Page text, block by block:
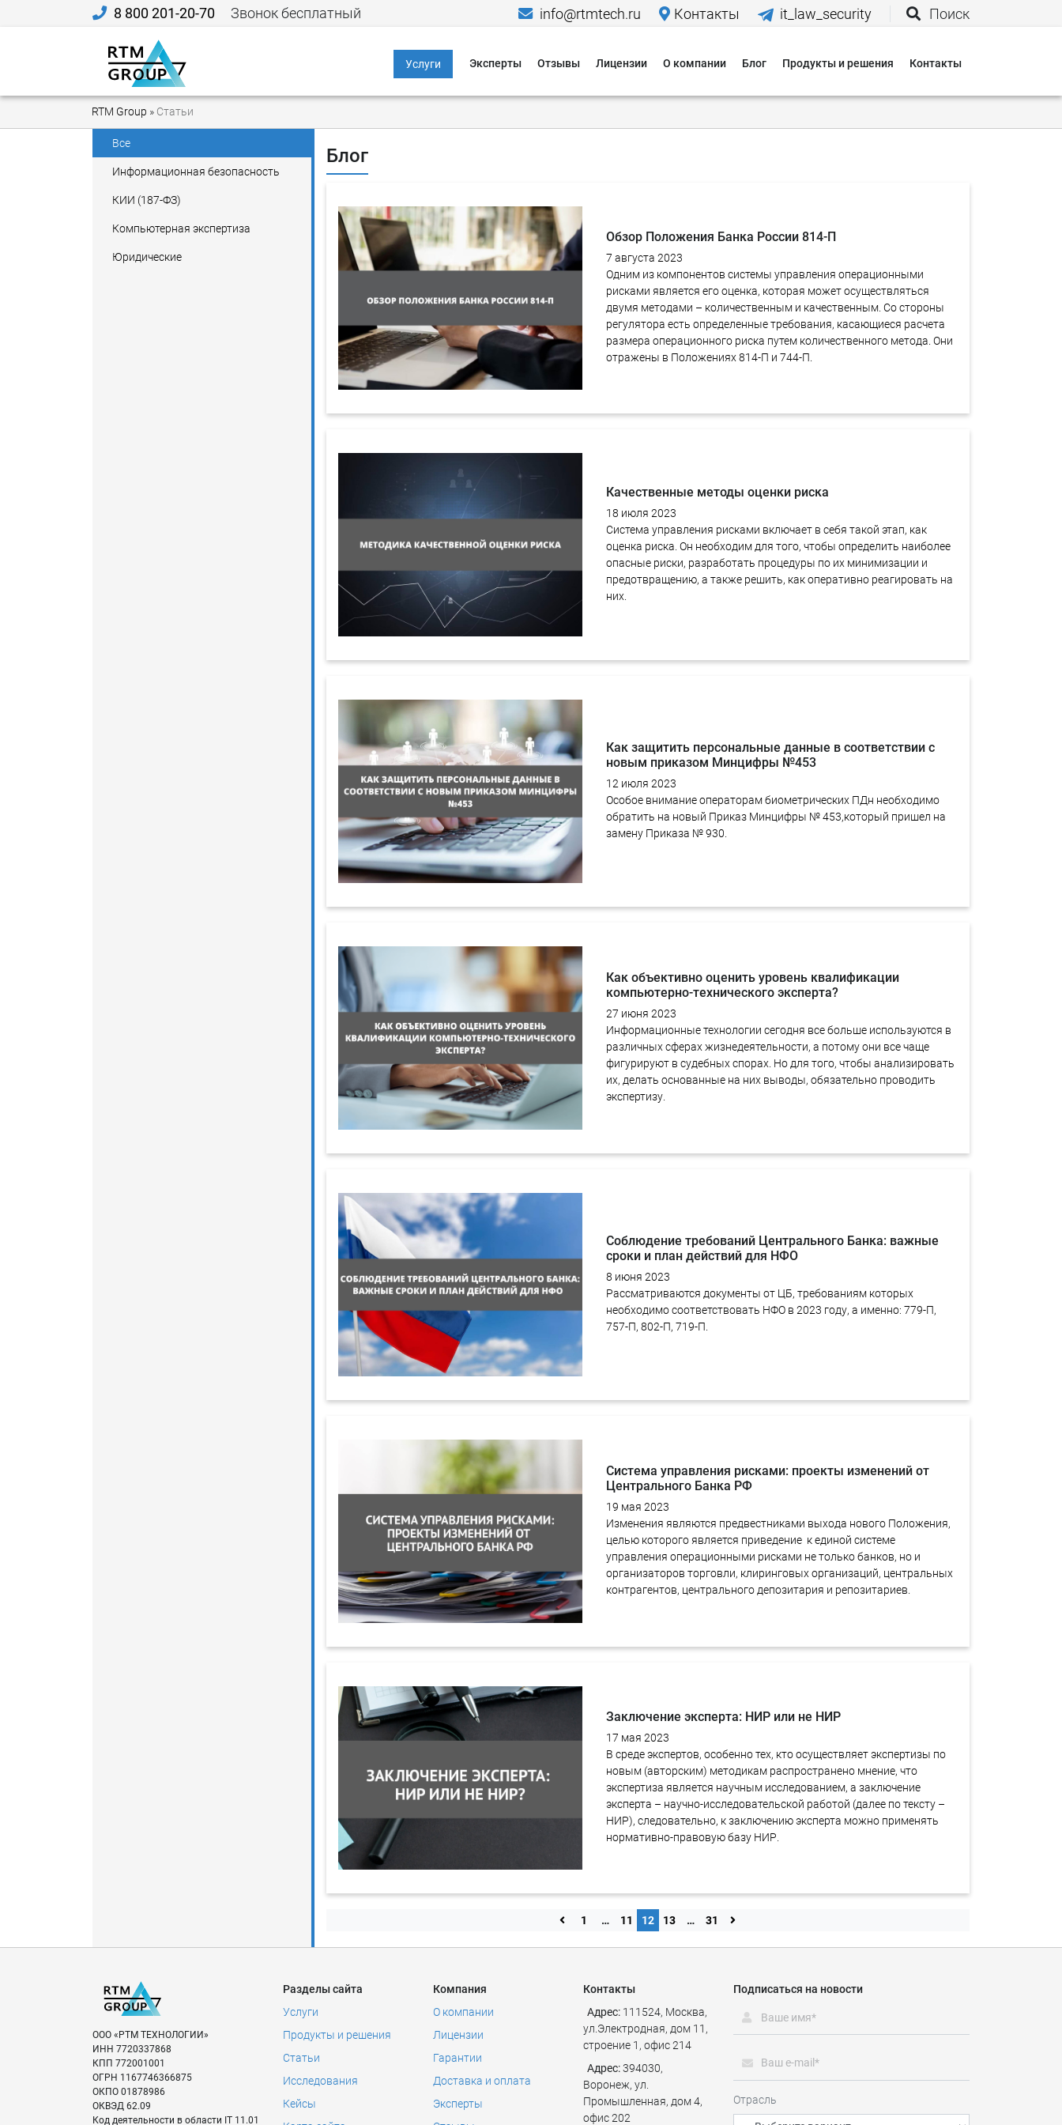
8 800 201-20-70 Звонок бесплатный info@rtmtech.ru Контакты it_law_security Поиск
Услуги
Информационная
Юридические услуги в
области IT и ИБ
Критическая
информационная
Персональные
данные
Тестирование на
проникновение
Эксперты Отзывы Лицензии О компании
Мероприятия
Исследования
Гарантии
Способы оплаты
Способы доставки
Блог Продукты и решения Контакты
RTM Group » Статьи
Все
Информационная безопасность
КИИ (187-ФЗ)
Компьютерная экспертиза
Юридические
Блог
Обзор Положения Банка России 814-П
7 августа 2023
Одним из компонентов системы управления операционными
рисками является его оценка, которая может осуществляться
двумя методами – количественным и качественным. Со стороны
регулятора есть определенные требования, касающиеся расчета
размера операционного риска путем количественного метода. Они
отражены в Положениях 814-П и 744-П.
Качественные методы оценки риска
18 июля 2023
Система управления рисками включает в себя такой этап, как
оценка риска. Он необходим для того, чтобы определить наиболее
опасные риски, разработать процедуры по их минимизации и
предотвращению, а также решить, как оперативно реагировать на
них.
Как защитить персональные данные в соответствии с
новым приказом Минцифры №453
12 июля 2023
Особое внимание операторам биометрических ПДн необходимо
обратить на новый Приказ Минцифры № 453,который пришел на
замену Приказа № 930.
Как объективно оценить уровень квалификации
компьютерно-технического эксперта?
27 июня 2023
Информационные технологии сегодня все больше используются в
различных сферах жизнедеятельности, а потому они все чаще
фигурируют в судебных спорах. Но для того, чтобы анализировать
их, делать основанные на них выводы, обязательно проводить
экспертизу.
Соблюдение требований Центрального Банка: важные
сроки и план действий для НФО
8 июня 2023
Рассматриваются документы от ЦБ, требованиям которых
необходимо соответствовать НФО в 2023 году, а именно: 779-П,
757-П, 802-П, 719-П.
Система управления рисками: проекты изменений от
Центрального Банка РФ
19 мая 2023
Изменения являются предвестниками выхода нового Положения,
целью которого является приведение к единой системе
управления операционными рисками не только банков, но и
организаторов торговли, клиринговых организаций, центральных
контрагентов, центрального депозитария и репозитариев.
Заключение эксперта: НИР или не НИР
17 мая 2023
В среде экспертов, особенно тех, кто осуществляет экспертизы по
новым (авторским) методикам распространено мнение, что
экспертиза является научным исследованием, а заключение
эксперта – научно-исследовательской работой (далее по тексту –
НИР), следовательно, к заключению эксперта можно применять
нормативно-правовую базу НИР.
1 … 11 12 13 … 31
ООО «РТМ ТЕХНОЛОГИИ»
ИНН 7720337868
КПП 772001001
ОГРН 1167746366875
ОКПО 01878986
ОКВЭД 62.09
Код деятельности в области IT 11.01
Разделы сайта
Услуги
Продукты и решения
Статьи
Исследования
Кейсы
Компания
О компании
Лицензии
Гарантии
Доставка и оплата
Эксперты
Контакты
Адрес: 111524, Москва,
ул.Электродная, дом 11,
строение 1, офис 214
Адрес:394030,
Воронеж, ул.
Промышленная, дом 4,
офис 202
Подписаться на новости
Отрасль